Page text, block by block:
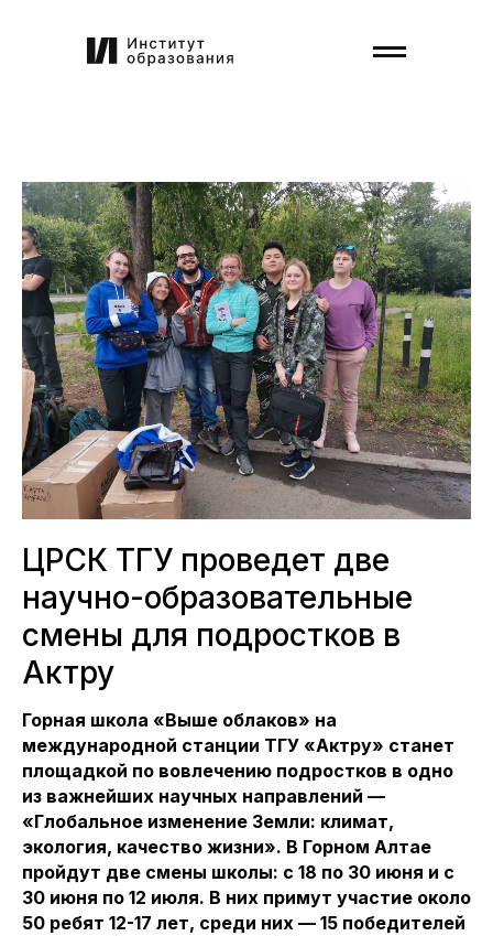
ЦРСК ТГУ проведет две
научно-образовательные
смены для подростков в
Актру
Горная школа «Выше облаков» на
международной станции ТГУ «Актру» станет
площадкой по вовлечению подростков в одно
из важнейших научных направлений —
«Глобальное изменение Земли: климат,
экология, качество жизни». В Горном Алтае
пройдут две смены школы: с 18 по 30 июня и с
30 июня по 12 июля. В них примут участие около
50 ребят 12-17 лет, среди них — 15 победителей